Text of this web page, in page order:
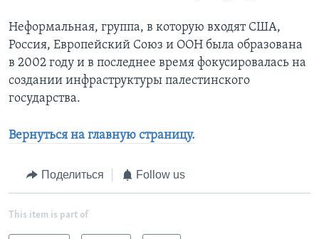
Неформальная, группа, в которую входят США,
Россия, Европейский Союз и ООН была образована
в 2002 году и в последнее время фокусировалась на
создании инфраструктуры палестинского
государства.
Вернуться на главную страницу.
Поделиться Follow us
This item is part of